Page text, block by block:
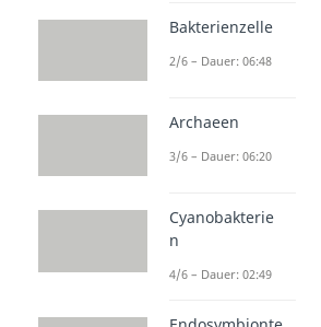
Bakterienzelle
2/6 – Dauer: 06:48
Archaeen
3/6 – Dauer: 06:20
Cyanobakterie
n
4/6 – Dauer: 02:49